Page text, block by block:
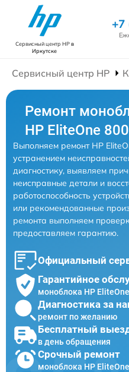
Сервисный центр HPв
Иркутске
+7
Сервисный центр HP
Ремонт
HP EliteOne
Выполняем ремонт HP
устранением
диагностику, выявляем
неисправные детали и
работоспособность
или рекомендованные
ремонта выполняем
предоставляем гарантию.
Официальный
Гарантийное
моноблока HP
Диагностика за
ремонт по желанию
Бесплатный
в день обращения
Срочный ремонт
моноблока HP